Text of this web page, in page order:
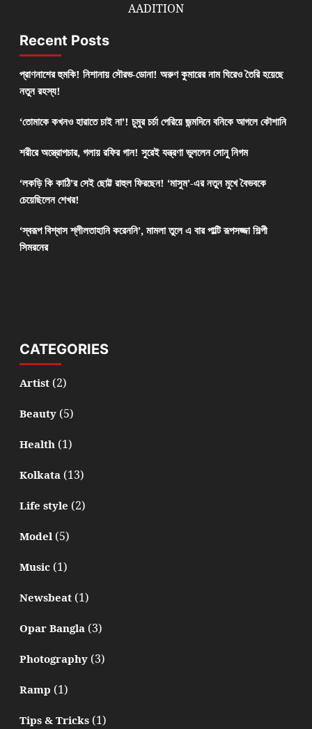
AADITION
Recent Posts
প্রাণনাশের হুমকি! নিশানায় সৌরভ-ডোনা! অরুণ কুমারের নাম ঘিরেও তৈরি হয়েছে
নতুন রহস্য!
‘তোমাকে কখনও হারাতে চাই না’! চুমুর চর্চা পেরিয়ে জন্মদিনে বনিকে আগলে কৌশানি
শরীরে অস্ত্রোপচার, গলায় রফির গান! সুরেই যন্ত্রণা ভুললেন সোনু নিগম
‘লকড়ি কি কাঠি’র সেই ছোট্ট রাহুল ফিরছেন! ‘মাসুম’-এর নতুন মুখে বৈভবকে
চেয়েছিলেন শেখর!
‘স্বরূপ বিশ্বাস শ্লীলতাহানি করেননি’, মামলা তুলে এ বার পাল্টি রূপসজ্জা শিল্পী
সিমরনের
CATEGORIES
Artist(2)
Beauty(5)
Health(1)
Kolkata(13)
Life style (2)
Model(5)
Music(1)
Newsbeat(1)
Opar Bangla(3)
Photography(3)
Ramp (1)
Tips & Tricks(1)